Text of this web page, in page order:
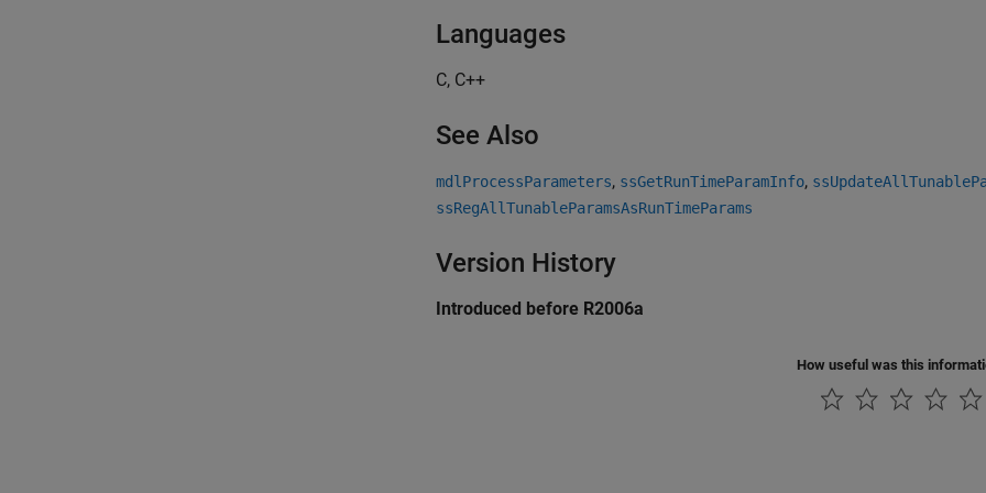
Languages
C, C++
See Also
mdlProcessParameters, ssGetRunTimeParamInfo,
ssRegAllTunableParamsAsRunTimeParams
Version History
Introduced before R2006a
How useful was this